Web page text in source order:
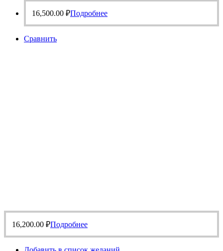
16,500.00 ₽Подробнее
Сравнить
16,200.00 ₽Подробнее